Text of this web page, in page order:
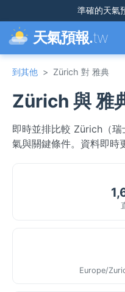
準確的天氣
天氣預報.tw
到其他 > Zürich 對 雅典
Zürich 與 雅
即時並排比較 Zürich（
氣與關鍵條件。資料即時
Europe/